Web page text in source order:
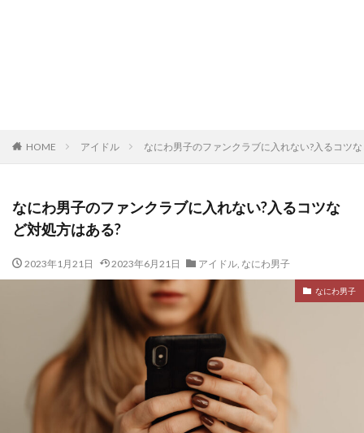
HOME アイドル なにわ男子のファンクラブに入れない?入るコツ
なにわ男子のファンクラブに入れない?入るコツな
ど対処方はある?
2023年1月21日 2023年6月21日 アイドル, なにわ男子
なにわ男子